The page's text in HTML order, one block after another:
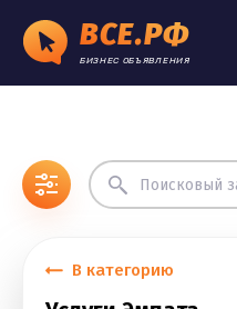
ВСЕ.РФ
БИЗНЕС ОБЪЯВЛЕНИЯ
В категорию